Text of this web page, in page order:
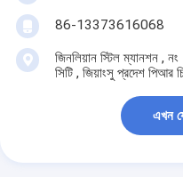
86-13373616068
জিনলিয়ান স্টিল ম্যানশন ,
সিটি , জিয়াংসু প্রদেশ পিআর
এখন